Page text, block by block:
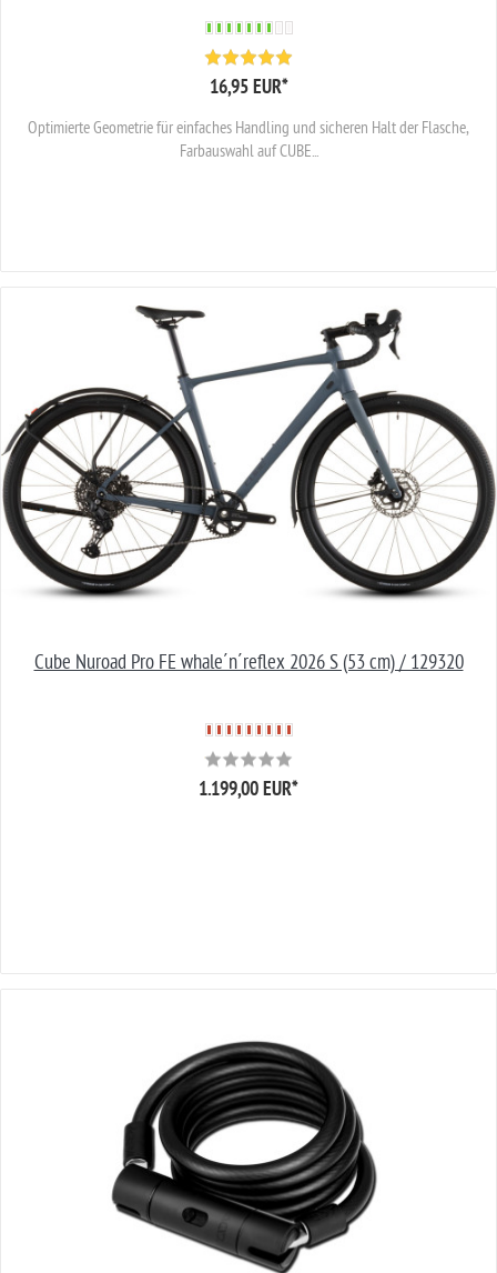
16,95 EUR*
Optimierte Geometrie für einfaches Handling und sicheren Halt der Flasche,
Farbauswahl auf CUBE...
Cube Nuroad Pro FE whale´n´reflex 2026 S (53 cm) / 129320
1.199,00 EUR*